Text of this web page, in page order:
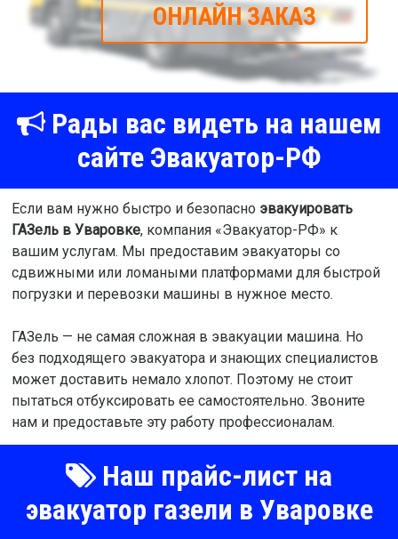
ОНЛАЙН ЗАКАЗ
Рады вас видеть на нашем
сайте Эвакуатор-РФ
Если вам нужно быстро и безопасно эвакуировать
ГАЗель в Уваровке, компания «Эвакуатор-РФ» к
вашим услугам. Мы предоставим эвакуаторы со
сдвижными или ломаными платформами для быстрой
погрузки и перевозки машины в нужное место.
ГАЗель — не самая сложная в эвакуации машина. Но
без подходящего эвакуатора и знающих специалистов
может доставить немало хлопот. Поэтому не стоит
пытаться отбуксировать ее самостоятельно. Звоните
нам и предоставьте эту работу профессионалам.
Наш прайс-лист на
эвакуатор газели в Уваровке